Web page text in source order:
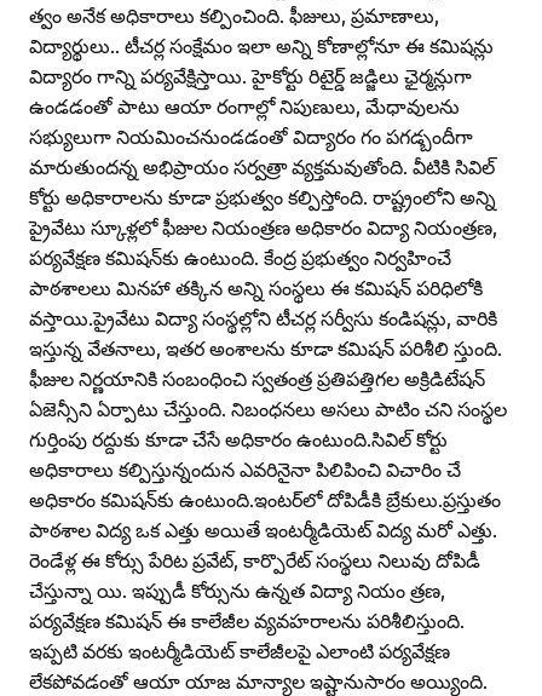
త్వం అనేక అధికారాలు కల్పించింది. ఫీజులు, ప్రమాణాలు,
విద్యార్థులు.. టీచర్ల సంక్షేమం ఇలా అన్ని కోణాల్లోనూ ఈ కమిషన్లు
విద్యారం గాన్ని పర్యవేక్షిస్తాయి. హైకోర్టు రిటైర్డ్‌ జడ్జిలు ఛైర్మన్లుగా
ఉండడంతో పాటు ఆయా రంగాల్లో నిపుణులు, మేధావులను
సభ్యులుగా నియమించనుండడంతో విద్యారం గం పగడ్బందీగా
మారుతుందన్న అభిప్రాయం సర్వత్రా వ్యక్తమవుతోంది. వీటికి సివిల్‌
కోర్టు అధికారాలను కూడా ప్రభుత్వం కల్పిస్తోంది. రాష్ట్రంలోని అన్ని
ప్రైవేటు స్కూళ్లలో ఫీజుల నియంత్రణ అధికారం విద్యా నియంత్రణ,
పర్యవేక్షణ కమిషన్‌కు ఉంటుంది. కేంద్ర ప్రభుత్వం నిర్వహించే
పాఠశాలలు మినహా తక్కిన అన్ని సంస్థలు ఈ కమిషన్‌ పరిధిలోకి
వస్తాయి.ప్రైవేటు విద్యా సంస్థల్లోని టీచర్ల సర్వీసు కండిషన్లు, వారికి
ఇస్తున్న వేతనాలు, ఇతర అంశాలను కూడా కమిషన్‌ పరిశీలి స్తుంది.
ఫీజుల నిర్ణయానికి సంబంధించి స్వతంత్ర ప్రతిపత్తిగల అక్రిడిటేషన్‌
ఏజెన్సీని ఏర్పాటు చేస్తుంది. నిబంధనలు అసలు పాటిం చని సంస్థల
గుర్తింపు రద్దుకు కూడా చేసే అధికారం ఉంటుంది.సివిల్‌ కోర్టు
అధికారాలు కల్పిస్తున్నందున ఎవరినైనా పిలిపించి విచారిం చే
అధికారం కమిషన్‌కు ఉంటుంది.ఇంటర్‌లో దోపిడీకి బ్రేకులు.ప్రస్తుతం
పాఠశాల విద్య ఒక ఎత్తు అయితే ఇంటర్మీడియెట్‌ విద్య మరో ఎత్తు.
రెండేళ్ల ఈ కోర్సు పేరిట ప్రవేట్‌, కార్పొరేట్‌ సంస్థలు నిలువు దోపిడీ
చేస్తున్నా యి. ఇప్పుడీ కోర్సును ఉన్నత విద్యా నియం త్రణ,
పర్యవేక్షణ కమిషన్‌ ఈ కాలేజీల వ్యవహరాలను పరిశీలిస్తుంది.
ఇప్పటి వరకు ఇంటర్మీడియెట్‌ కాలేజీలపై ఎలాంటి పర్యవేక్షణ
లేకపోవడంతో ఆయా యాజ మాన్యాల ఇష్టానుసారం అయ్యింది.